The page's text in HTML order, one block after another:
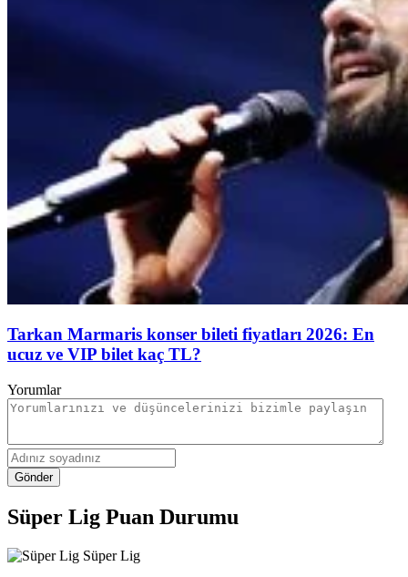
Tarkan Marmaris konser bileti fiyatları 2026: En
ucuz ve VIP bilet kaç TL?
Yorumlar
Gönder
Süper Lig Puan Durumu
Süper Lig